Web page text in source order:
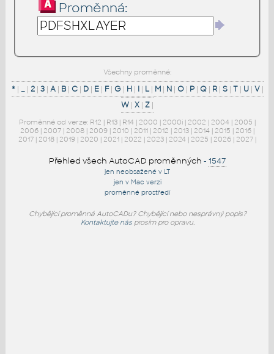
Proměnná:
Všechny proměnné:
*| _| 2| 3| A| B| C| D| E| F| G| H | I| L| M| N| O| P| Q| R| S| T| U| V|
W | X | Z |
Proměnné od verze: R12 | R13 | R14 | 2000 | 2000i | 2002 | 2004 | 2005 |
2006 | 2007 | 2008 | 2009 | 2010 | 2011 | 2012 | 2013 | 2014 | 2015 | 2016 |
2017 | 2018 | 2019 | 2020 | 2021 | 2022 | 2023 | 2024 | 2025 | 2026 | 2027 |
Přehled všech AutoCAD proměnných - 1547
jen neobsažené v LT
jen v Mac verzi
proměnné prostředí
Chybějící proměnná AutoCADu? Chybějící nebo nesprávný popis?
Kontaktujte násprosím pro opravu.